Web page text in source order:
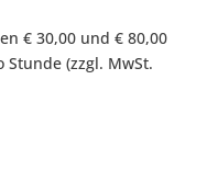
€ 30,00 und € 80,00
(zzgl. MwSt.